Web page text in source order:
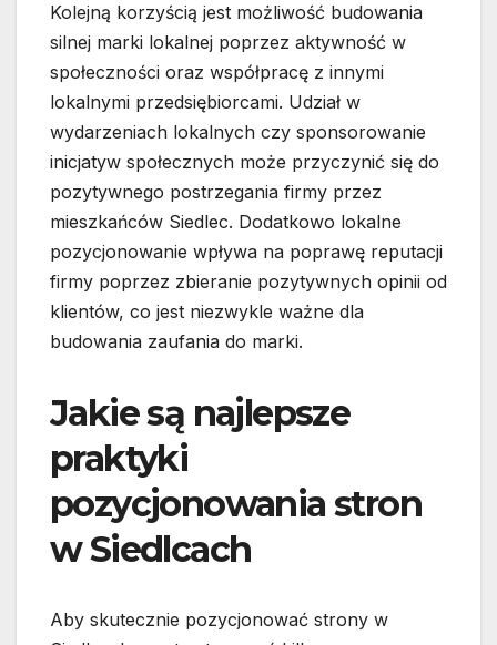
Kolejną korzyścią jest możliwość budowania
silnej marki lokalnej poprzez aktywność w
społeczności oraz współpracę z innymi
lokalnymi przedsiębiorcami. Udział w
wydarzeniach lokalnych czy sponsorowanie
inicjatyw społecznych może przyczynić się do
pozytywnego postrzegania firmy przez
mieszkańców Siedlec. Dodatkowo lokalne
pozycjonowanie wpływa na poprawę reputacji
firmy poprzez zbieranie pozytywnych opinii od
klientów, co jest niezwykle ważne dla
budowania zaufania do marki.
Jakie są najlepsze
praktyki
pozycjonowania stron
w Siedlcach
Aby skutecznie pozycjonować strony w